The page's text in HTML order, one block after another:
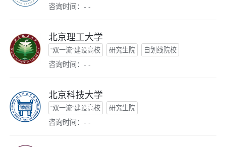
咨询时间：- -
北京理工大学
“双一流”建设高校 研究生院 自划线院校
咨询时间：- -
北京科技大学
“双一流”建设高校 研究生院
咨询时间：- -